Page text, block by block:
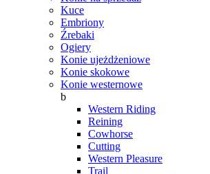
Kuce
Embriony
Źrebaki
Ogiery
Konie ujeżdżeniowe
Konie skokowe
Konie westernowe
b
Western Riding
Reining
Cowhorse
Cutting
Western Pleasure
Trail